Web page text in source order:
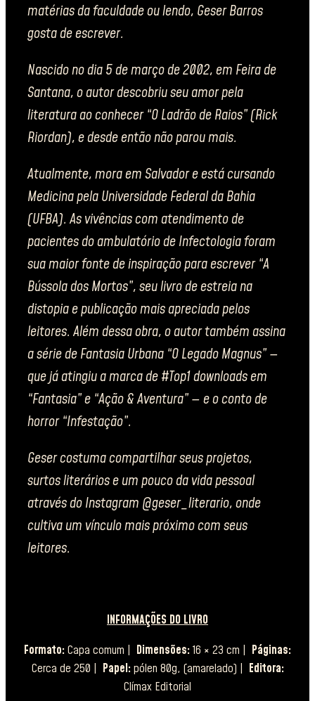
matérias da faculdade ou lendo, Geser Barros
gosta de escrever.
Nascido no dia 5 de março de 2002, em Feira de
Santana, o autor descobriu seu amor pela
literatura ao conhecer “O Ladrão de Raios” (Rick
Riordan), e desde então não parou mais.
Atualmente, mora em Salvador e está cursando
Medicina pela Universidade Federal da Bahia
(UFBA). As vivências com atendimento de
pacientes do ambulatório de Infectologia foram
sua maior fonte de inspiração para escrever “A
Bússola dos Mortos”, seu livro de estreia na
distopia e publicação mais apreciada pelos
leitores. Além dessa obra, o autor também assina
a série de Fantasia Urbana “O Legado Magnus” —
que já atingiu a marca de #Top1 downloads em
“Fantasia” e “Ação & Aventura” — e o conto de
horror “Infestação”.
Geser costuma compartilhar seus projetos,
surtos literários e um pouco da vida pessoal
através do Instagram @geser_literario, onde
cultiva um vínculo mais próximo com seus
leitores.
INFORMAÇÕES DO LIVRO
Formato:Capa comum | Dimensões:16 × 23 cm | Páginas:
Cerca de 250 | Papel:pólen 80g, (amarelado) | Editora:
Clímax Editorial